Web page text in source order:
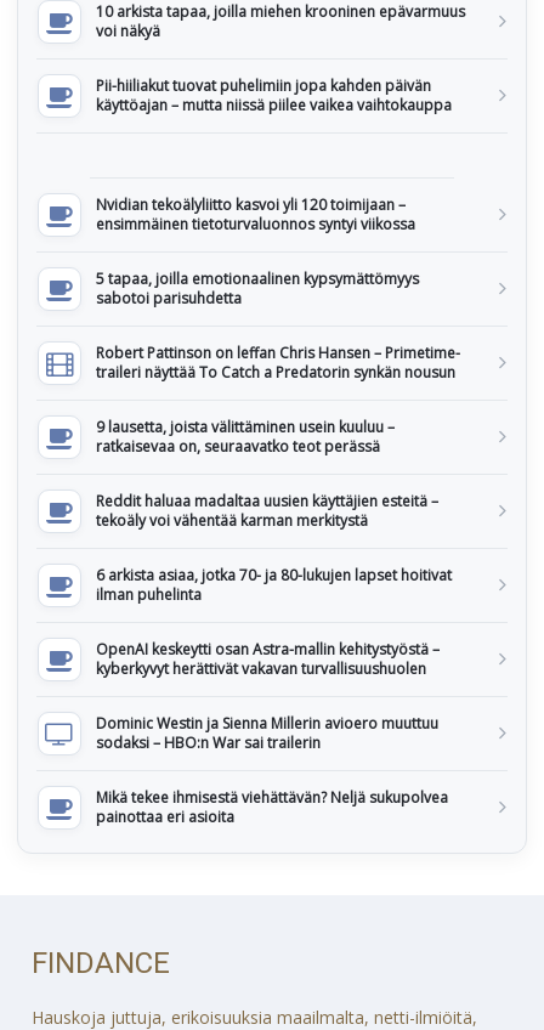
10 arkista tapaa, joilla miehen krooninen epävarmuus
voi näkyä
Pii-hiiliakut tuovat puhelimiin jopa kahden päivän
käyttöajan – mutta niissä piilee vaikea vaihtokauppa
Nvidian tekoälyliitto kasvoi yli 120 toimijaan –
ensimmäinen tietoturvaluonnos syntyi viikossa
5 tapaa, joilla emotionaalinen kypsymättömyys
sabotoi parisuhdetta
Robert Pattinson on leffan Chris Hansen – Primetime-
traileri näyttää To Catch a Predatorin synkän nousun
9 lausetta, joista välittäminen usein kuuluu –
ratkaisevaa on, seuraavatko teot perässä
Reddit haluaa madaltaa uusien käyttäjien esteitä –
tekoäly voi vähentää karman merkitystä
6 arkista asiaa, jotka 70- ja 80-lukujen lapset hoitivat
ilman puhelinta
OpenAI keskeytti osan Astra-mallin kehitystyöstä –
kyberkyvyt herättivät vakavan turvallisuushuolen
Dominic Westin ja Sienna Millerin avioero muuttuu
sodaksi – HBO:n War sai trailerin
Mikä tekee ihmisestä viehättävän? Neljä sukupolvea
painottaa eri asioita
FINDANCE
Hauskoja juttuja, erikoisuuksia maailmalta, netti-ilmiöitä,